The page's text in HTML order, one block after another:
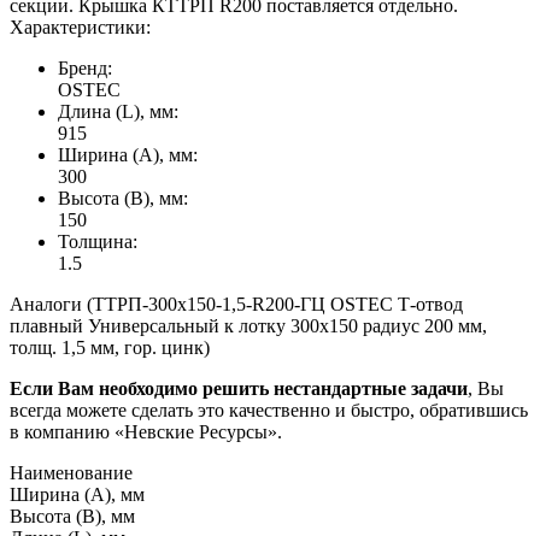
секции. Крышка КТТРП R200 поставляется отдельно.
Характеристики:
Бренд:
OSTEC
Длина (L), мм:
915
Ширина (А), мм:
300
Высота (В), мм:
150
Толщина:
1.5
Аналоги (ТТРП-300х150-1,5-R200-ГЦ OSTEC Т-отвод
плавный Универсальный к лотку 300х150 радиус 200 мм,
толщ. 1,5 мм, гор. цинк)
Если Вам необходимо решить нестандартные задачи, Вы
всегда можете сделать это качественно и быстро, обратившись
в компанию «Невские Ресурсы».
Наименование
Ширина (А), мм
Высота (В), мм